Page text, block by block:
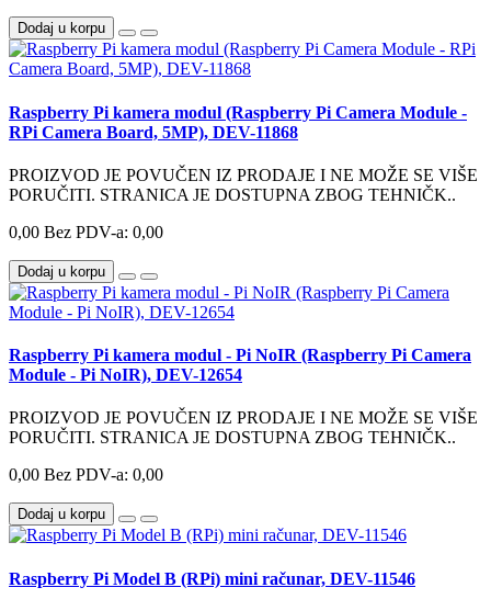
Dodaj u korpu
Raspberry Pi kamera modul (Raspberry Pi Camera Module -
RPi Camera Board, 5MP), DEV-11868
PROIZVOD JE POVUČEN IZ PRODAJE I NE MOŽE SE VIŠE
PORUČITI. STRANICA JE DOSTUPNA ZBOG TEHNIČK..
0,00 Bez PDV-a: 0,00
Dodaj u korpu
Raspberry Pi kamera modul - Pi NoIR (Raspberry Pi Camera
Module - Pi NoIR), DEV-12654
PROIZVOD JE POVUČEN IZ PRODAJE I NE MOŽE SE VIŠE
PORUČITI. STRANICA JE DOSTUPNA ZBOG TEHNIČK..
0,00 Bez PDV-a: 0,00
Dodaj u korpu
Raspberry Pi Model B (RPi) mini računar, DEV-11546